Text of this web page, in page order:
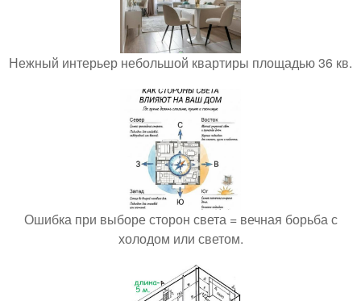
Нежный интерьер небольшой квартиры площадью 36 кв.
Ошибка при выборе сторон света = вечная борьба с
холодом или светом.